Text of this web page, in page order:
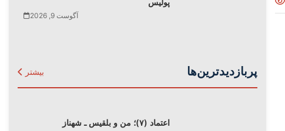
پولیس
آگوست 9, 2026
پربازدیدترین‌ها بیشتر
اعتماد (۷)؛ من و بلقیس ـ شهناز